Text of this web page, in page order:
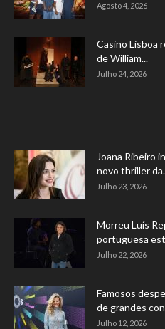
Agosto 4, 2026
Casino Lisboa
de William...
Julho 24, 2026
Joana Ribeiro
novo thriller
Julho 23, 2026
Morreu Luís
portuguesa
Julho 22, 2026
Famosos
de grandes
Julho 12, 2026